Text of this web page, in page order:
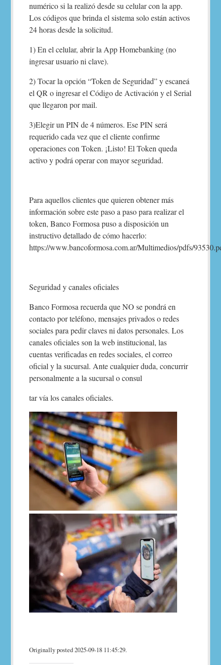
numérico si la realizó desde su celular con la app.
Los códigos que brinda el sistema solo están activos
24 horas desde la solicitud.
1) En el celular, abrir la App Homebanking (no
ingresar usuario ni clave).
2) Tocar la opción “Token de Seguridad” y escaneá
el QR o ingresar el Código de Activación y el Serial
que llegaron por mail.
3)Elegir un PIN de 4 números. Ese PIN será
requerido cada vez que el cliente confirme
operaciones con Token. ¡Listo! El Token queda
activo y podrá operar con mayor seguridad.
Para aquellos clientes que quieren obtener más
información sobre este paso a paso para realizar el
token, Banco Formosa puso a disposición un
instructivo detallado de cómo hacerlo:
https://www.bancoformosa.com.ar/Multimedios/pdfs/
Seguridad y canales oficiales
Banco Formosa recuerda que NO se pondrá en
contacto por teléfono, mensajes privados o redes
sociales para pedir claves ni datos personales. Los
canales oficiales son la web institucional, las
cuentas verificadas en redes sociales, el correo
oficial y la sucursal. Ante cualquier duda, concurrir
personalmente a la sucursal o consul
tar vía los canales oficiales.
Originally posted 2025-09-18 11:45:29.